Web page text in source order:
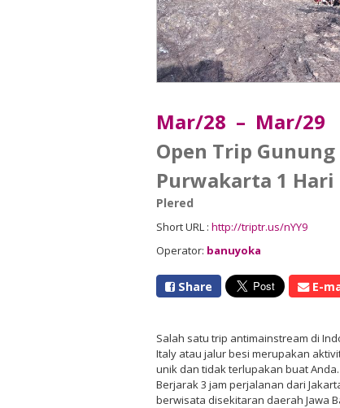
Mar/28 – Mar/29
Open Trip
Purwakarta 1 Hari
Plered
Short URL : http://triptr.us/nYY9
Operator: banuyoka
Share E-
Salah satu trip antimainstream di
Italy atau jalur besi merupakan
unik dan tidak terlupakan buat Anda.
Berjarak 3 jam perjalanan dari
berwisata disekitaran daerah Jawa